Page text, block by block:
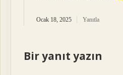
Ocak 18, 2025 Yanıtla
Bir yanıt yazın